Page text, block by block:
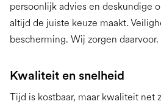
persoonlijk advies en deskundige
altijd de juiste keuze maakt.
bescherming. Wij zorgen daarvoor.
Kwaliteit en snelheid
Tijd is kostbaar, maar kwaliteit net